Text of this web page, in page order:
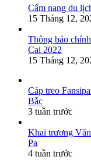
Cẩm nang du
15 Tháng 12,
Thông báo
Cai 2022
15 Tháng 12,
Cáp treo
Bắc
3 tuần trước
Khai trương
Pa
4 tuần trước